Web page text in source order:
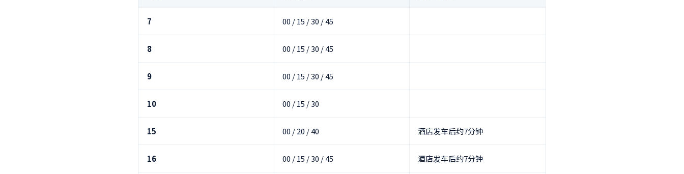
7 00 / 15 / 30 / 45
8 00 / 15 / 30 / 45
9 00 / 15 / 30 / 45
10 00 / 15 / 30
15 00 / 20 / 40 酒店发车后约7分钟
16 00 / 15 / 30 / 45 酒店发车后约7分钟